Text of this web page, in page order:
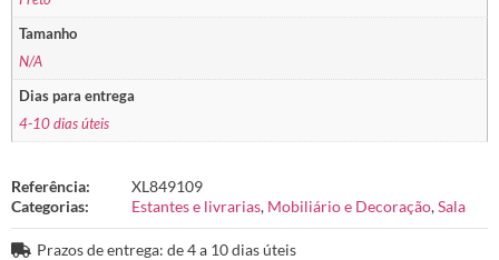
Tamanho
N/A
Dias para entrega
4-10 dias úteis
Referência:
XL849109
Categorias:
Estantes e livrarias, Mobiliário e Decoração,Sala
Prazos de entrega: de 4 a 10 dias úteis